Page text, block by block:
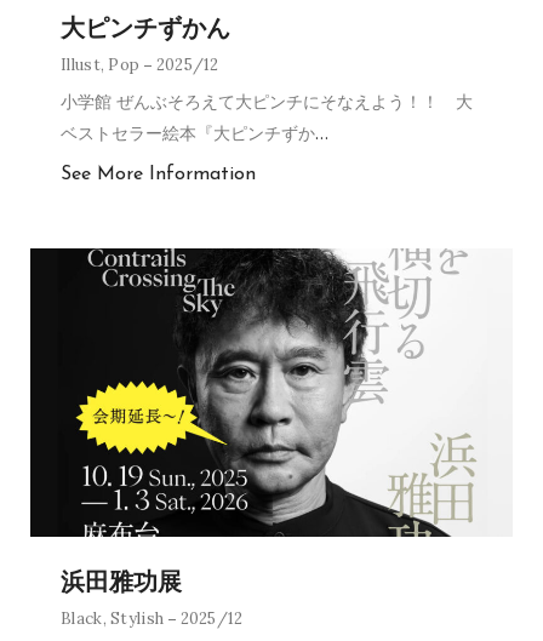
大ピンチずかん
Illust, Pop 2025/12
小学館 ぜんぶそろえて大ピンチにそなえよう！！ 大
ベストセラー絵本『大ピンチずか…
See More Information
浜田雅功展
Black,Stylish 2025/12